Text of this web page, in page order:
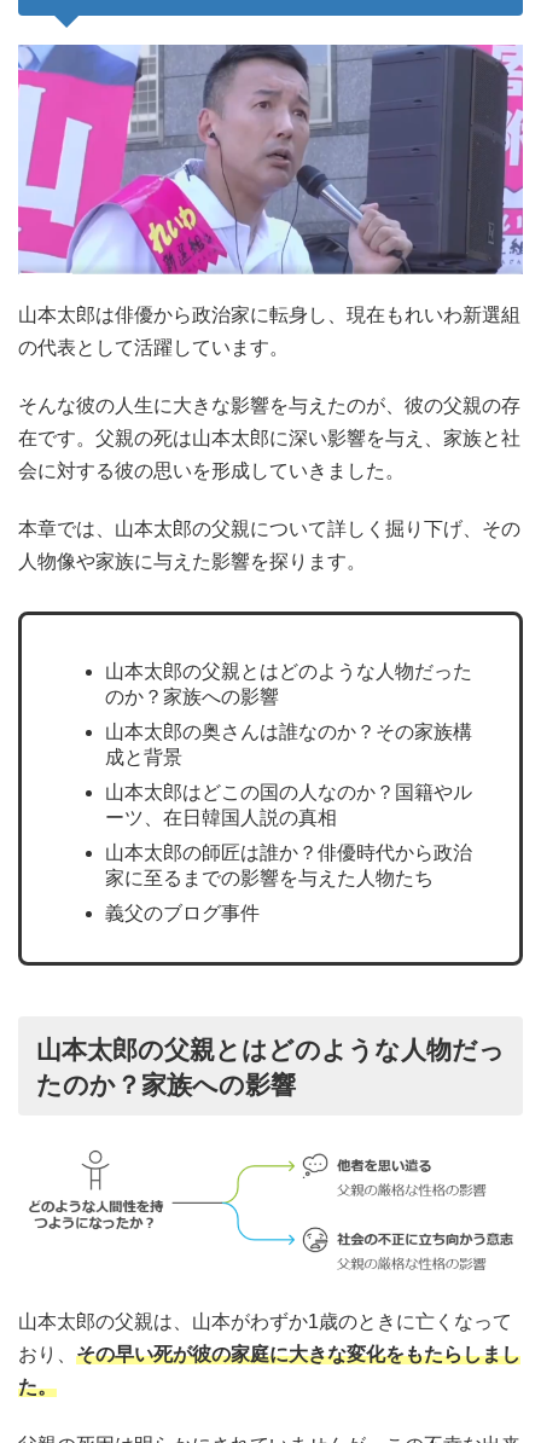
山本太郎は俳優から政治家に転身し、現在もれいわ新選組
の代表として活躍しています。
そんな彼の人生に大きな影響を与えたのが、彼の父親の存
在です。父親の死は山本太郎に深い影響を与え、家族と社
会に対する彼の思いを形成していきました。
本章では、山本太郎の父親について詳しく掘り下げ、その
人物像や家族に与えた影響を探ります。
山本太郎の父親とはどのような人物だった
のか？家族への影響
山本太郎の奥さんは誰なのか？その家族構
成と背景
山本太郎はどこの国の人なのか？国籍やル
ーツ、在日韓国人説の真相
山本太郎の師匠は誰か？俳優時代から政治
家に至るまでの影響を与えた人物たち
義父のブログ事件
山本太郎の父親とはどのような人物だっ
たのか？家族への影響
山本太郎の父親は、山本がわずか1歳のときに亡くなって
おり、 その早い死が彼の家庭に大きな変化をもたらしまし
た。